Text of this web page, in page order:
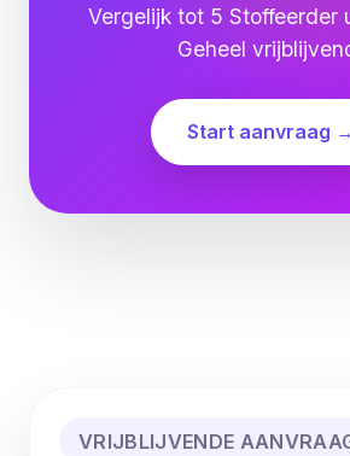
Vergelijk tot 5 Stoffeerder
Geheel
Start aanvraag →
VRIJBLIJVENDE